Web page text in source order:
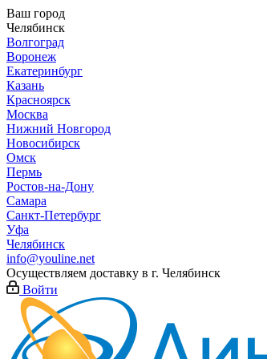
Ваш город
Челябинск
Волгоград
Воронеж
Екатеринбург
Казань
Красноярск
Москва
Нижний Новгород
Новосибирск
Омск
Пермь
Ростов-на-Дону
Самара
Санкт-Петербург
Уфа
Челябинск
info@youline.net
Осуществляем доставку в г. Челябинск
Войти